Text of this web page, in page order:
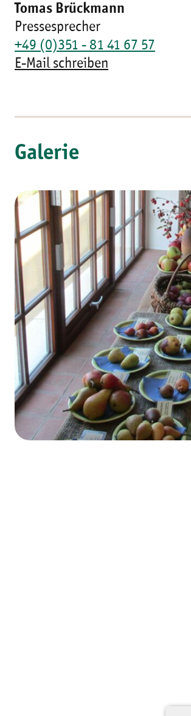
Tomas Brückmann
Pressesprecher
+49 (0)351 - 81 41 67 57
E-Mail schreiben
Galerie